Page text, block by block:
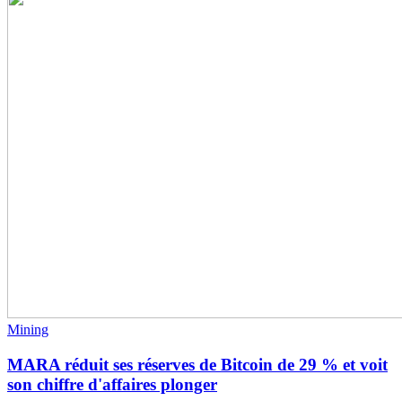
Mining
MARA réduit ses réserves de Bitcoin de 29 % et voit
son chiffre d'affaires plonger